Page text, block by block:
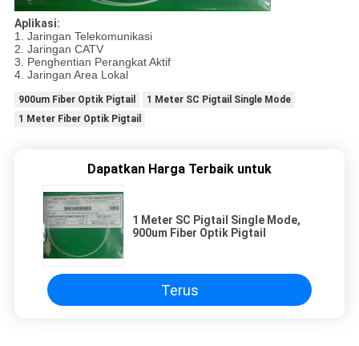
Aplikasi:
1. Jaringan Telekomunikasi
2. Jaringan CATV
3. Penghentian Perangkat Aktif
4. Jaringan Area Lokal
900um Fiber Optik Pigtail
1 Meter SC Pigtail Single Mode
1 Meter Fiber Optik Pigtail
Dapatkan Harga Terbaik untuk
1 Meter SC Pigtail Single Mode,
900um Fiber Optik Pigtail
Terus